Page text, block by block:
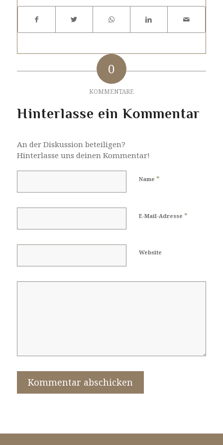
0
KOMMENTARE
Hinterlasse ein Kommentar
An der Diskussion beteiligen?
Hinterlasse uns deinen Kommentar!
Name *
E-Mail-Adresse *
Website